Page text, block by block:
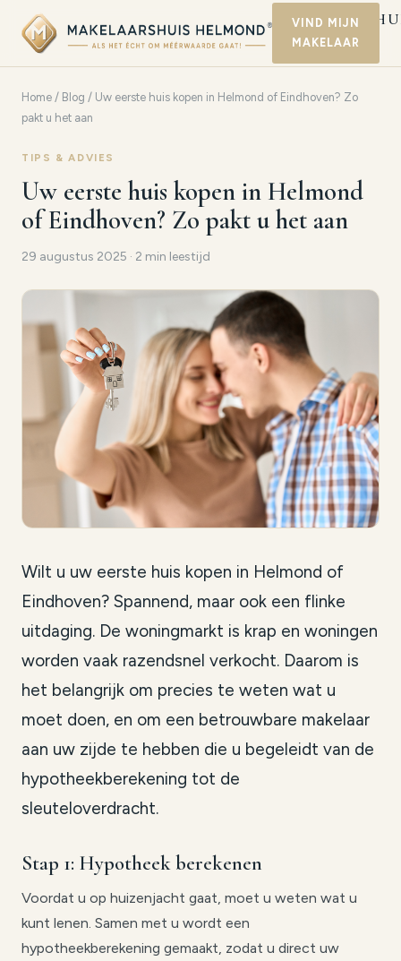
HELMOND
VIND MIJN
MAKELAAR
Home / Blog / Uw eerste huis kopen in Helmond of Eindhoven? Zo
pakt u het aan
TIPS & ADVIES
Uw eerste huis kopen in Helmond
of Eindhoven? Zo pakt u het aan
29 augustus 2025 · 2 min leestijd
Wilt u uw eerste huis kopen in Helmond of
Eindhoven? Spannend, maar ook een flinke
uitdaging. De woningmarkt is krap en woningen
worden vaak razendsnel verkocht. Daarom is
het belangrijk om precies te weten wat u
moet doen, en om een betrouwbare makelaar
aan uw zijde te hebben die u begeleidt van de
hypotheekberekening tot de
sleuteloverdracht.
Stap 1: Hypotheek berekenen
Voordat u op huizenjacht gaat, moet u weten wat u
kunt lenen. Samen met u wordt een
hypotheekberekening gemaakt, zodat u direct uw